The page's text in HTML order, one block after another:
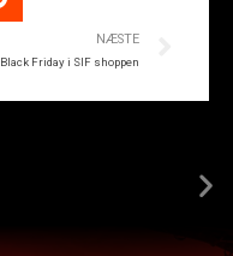
NÆSTE
Black Friday i SIF shoppen